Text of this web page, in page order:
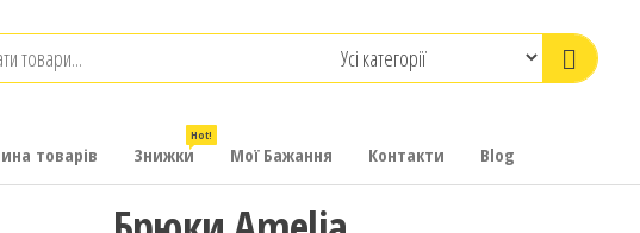
товарів Знижки
Hot!
Мої Бажання Контакти Blog